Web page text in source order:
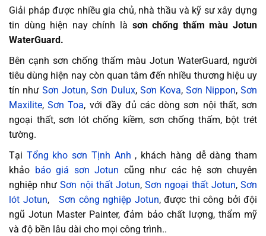
Giải pháp được nhiều gia chủ, nhà thầu và kỹ sư xây dựng
tin dùng hiện nay chính là sơn chống thấm màu Jotun
WaterGuard.
Bên cạnh sơn chống thấm màu Jotun WaterGuard, người
tiêu dùng hiện nay còn quan tâm đến nhiều thương hiệu uy
tín nhưSơn Jotun,Sơn Dulux, Sơn Kova, Sơn Nippon,Sơn
Maxilite,Sơn Toa, với đầy đủ các dòng sơn nội thất, sơn
ngoại thất, sơn lót chống kiềm, sơn chống thấm, bột trét
tường.
Tại Tổng kho sơn Tịnh Anh , khách hàng dễ dàng tham
khảo báo giá sơn Jotun cũng như các hệ sơn chuyên
nghiệp nhưSơn nội thất Jotun,Sơn ngoại thất Jotun,Sơn
lót Jotun, Sơn công nghiệp Jotun, được thi công bởi đội
ngũ Jotun Master Painter, đảm bảo chất lượng, thẩm mỹ
và độ bền lâu dài cho mọi công trình..